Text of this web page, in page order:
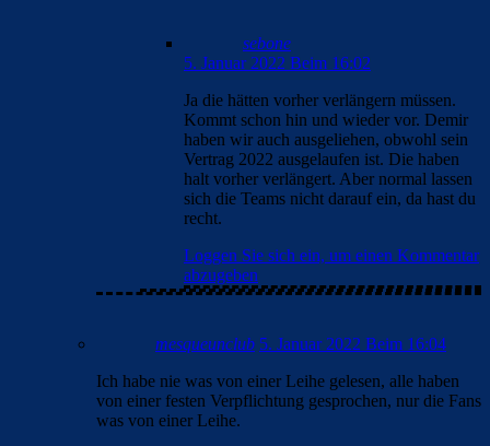
sebone
5. Januar 2022 Beim 16:02
Ja die hätten vorher verlängern müssen.
Kommt schon hin und wieder vor. Demir
haben wir auch ausgeliehen, obwohl sein
Vertrag 2022 ausgelaufen ist. Die haben
halt vorher verlängert. Aber normal lassen
sich die Teams nicht darauf ein, da hast du
recht.
Loggen Sie sich ein, um einen Kommentar
abzugeben
mesqueunclub 5. Januar 2022 Beim 16:04
Ich habe nie was von einer Leihe gelesen, alle haben
von einer festen Verpflichtung gesprochen, nur die Fans
was von einer Leihe.